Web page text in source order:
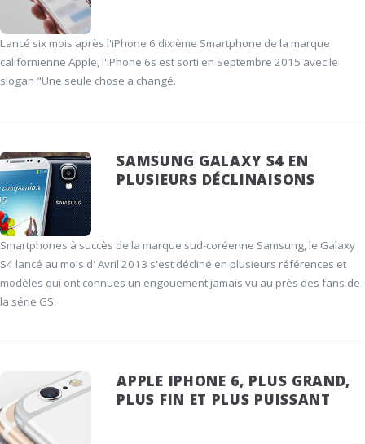
Lancé six mois après l'iPhone 6 dixième Smartphone de la marque
californienne Apple, l'iPhone 6s est sorti en Septembre 2015 avec le
slogan "Une seule chose a changé.
SAMSUNG GALAXY S4 EN
PLUSIEURS DÉCLINAISONS
Smartphones à succès de la marque sud-coréenne Samsung, le Galaxy
S4 lancé au mois d' Avril 2013 s'est décliné en plusieurs références et
modèles qui ont connues un engouement jamais vu au près des fans de
la série GS.
APPLE IPHONE 6, PLUS GRAND,
PLUS FIN ET PLUS PUISSANT